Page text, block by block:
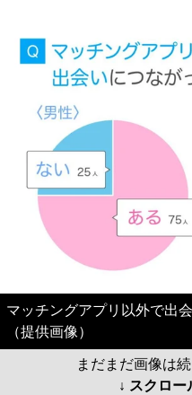
マッチングアプリ以外で出
（提供画像）
まだまだ画像は
↓ スクロー